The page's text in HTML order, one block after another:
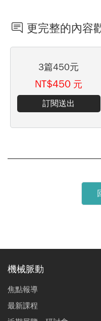
更完整的內容
3篇450元
NT$450 元
訂閱送出
機械脈動
焦點報導
最新課程